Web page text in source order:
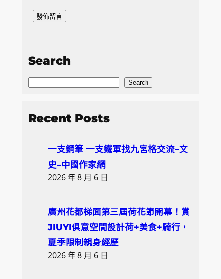
Search
S
a
Search
Recent Posts
一支鋼筆 一支鐵軍找九宮格交流–文
史–中國作家網
2026 年 8 月 6 日
廣州花都梯面第三屆荷花節開幕！賞
JIUYI俱意空間設計荷+美食+騎行，
夏季限制親身經歷
2026 年 8 月 6 日